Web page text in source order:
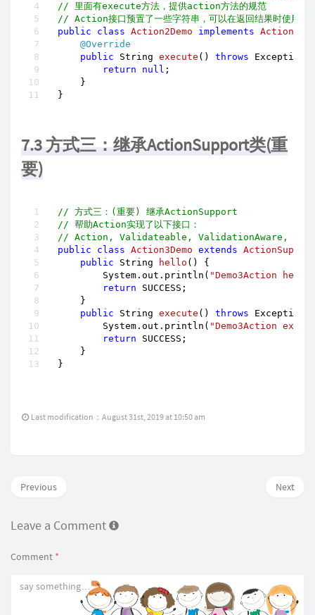
// 里面有execute方法，提供action方法的规范
// Action接口预置了一些字符串，可以在返回结果时使用
public
class Action2Demo implements Action
@Override
public String execute () throws Exception
return
null ;
    }
7.3 方式三：继承ActionSupport类(重
要)
// 方式三：(重要) 继承ActionSupport
// 帮助Action实现了以下接口：
// Action, Validateable, ValidationAware,
public
class Action3Demo extends
public String hello ()
{
        System.out.println(
"Demo3Action
return SUCCESS;
    }
public String execute () throws Exception
        System.out.println(
"Demo3Action
return SUCCESS;
    }
}
Last modification：August 31st, 2019 at 10:50 am
Next
Previous
Leave a Comment
Comment *